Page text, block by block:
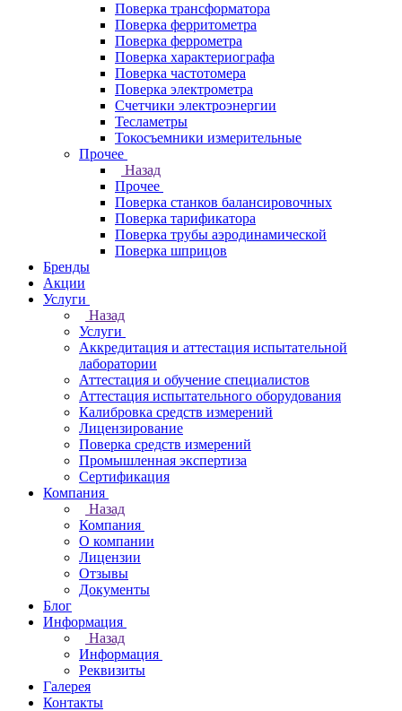
Поверка трансформатора
Поверка ферритометра
Поверка феррометра
Поверка характериографа
Поверка частотомера
Поверка электрометра
Счетчики электроэнергии
Тесламетры
Токосъемники измерительные
Прочее
Назад
Прочее
Поверка станков балансировочных
Поверка тарификатора
Поверка трубы аэродинамической
Поверка шприцов
Бренды
Акции
Услуги
Назад
Услуги
Аккредитация и аттестация испытательной
лаборатории
Аттестация и обучение специалистов
Аттестация испытательного оборудования
Калибровка средств измерений
Лицензирование
Поверка средств измерений
Промышленная экспертиза
Сертификация
Компания
Назад
Компания
О компании
Лицензии
Отзывы
Документы
Блог
Информация
Назад
Информация
Реквизиты
Галерея
Контакты